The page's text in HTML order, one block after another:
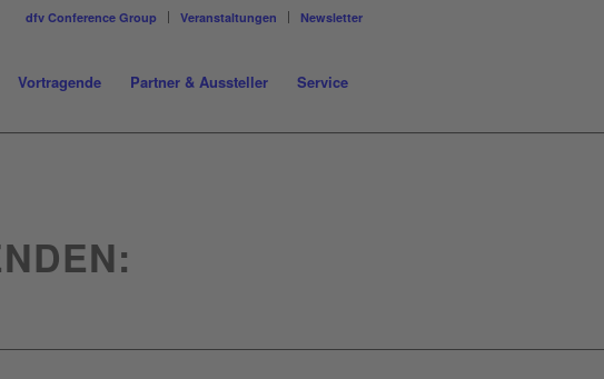
dfv Conference Group Veranstaltungen Newsletter
Vortragende Partner & Aussteller Service